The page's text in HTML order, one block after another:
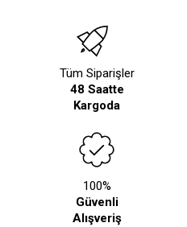
Tüm Siparişler
48 Saatte
Kargoda
100%
Güvenli
Alışveriş